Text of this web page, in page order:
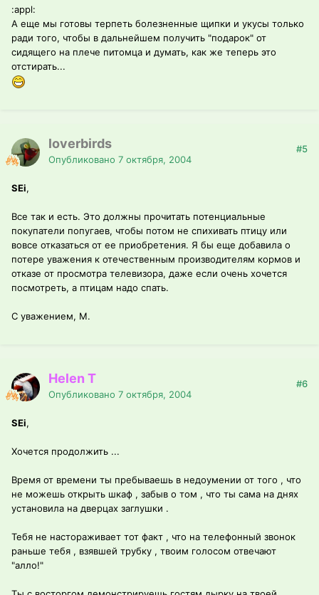
:appl:
А еще мы готовы терпеть болезненные щипки и укусы только
ради того, чтобы в дальнейшем получить "подарок" от
сидящего на плече питомца и думать, как же теперь это
отстирать...
loverbirds
Опубликовано 7 октября, 2004
#5
SEi,
Все так и есть. Это должны прочитать потенциальные
покупатели попугаев, чтобы потом не спихивать птицу или
вовсе отказаться от ее приобретения. Я бы еще добавила о
потере уважения к отечественным производителям кормов и
отказе от просмотра телевизора, даже если очень хочется
посмотреть, а птицам надо спать.
С уважением, М.
Helen T
Опубликовано 7 октября, 2004
#6
SEi,
Хочется продолжить ...
Время от времени ты пребываешь в недоумении от того , что
не можешь открыть шкаф , забыв о том , что ты сама на днях
установила на дверцах заглушки .
Тебя не настораживает тот факт , что на телефонный звонок
раньше тебя , взявшей трубку , твоим голосом отвечают
"алло!"